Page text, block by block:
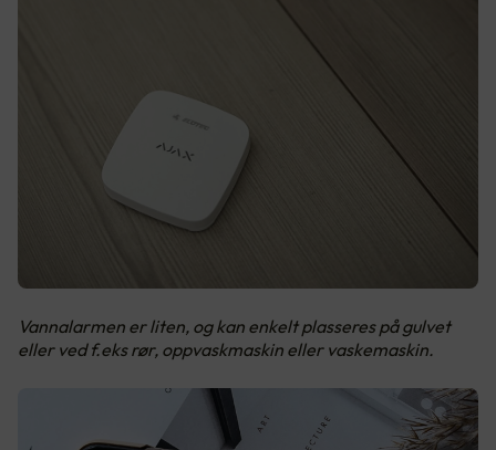
Vannalarmen er liten, og kan enkelt plasseres på gulvet
eller ved f.eks rør, oppvaskmaskin eller vaskemaskin.